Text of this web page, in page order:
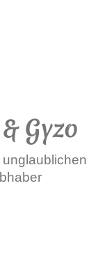
Gyzo